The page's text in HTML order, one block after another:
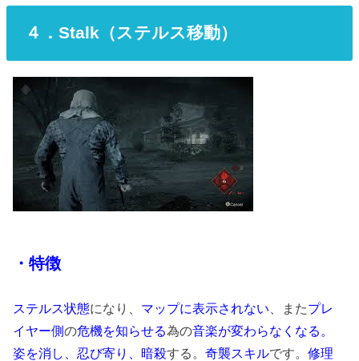
４．Stalk（ステルス移動）
・特徴
ステルス状態になり、 マップに表示されない 、またプレ
イヤー側の危機を知らせる為の音楽が変わらなくなる。
姿を消し、忍び寄り、暗殺する。奇襲スキルです。修理